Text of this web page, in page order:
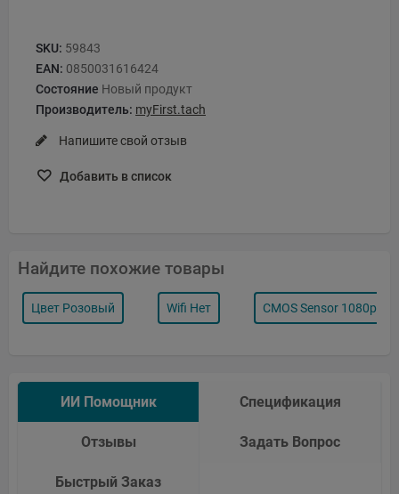
SKU: 59843
EAN: 0850031616424
Состояние Новый продукт
Производитель: myFirst.tach
Напишите свой отзыв
Добавить в список
Найдите похожие товары
Цвет Розовый Wifi Нет CMOS Sensor 1080p
ИИ Помощник Спецификация
Отзывы Задать Вопрос
Быстрый Заказ